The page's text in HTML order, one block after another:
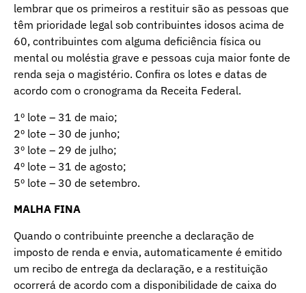
lembrar que os primeiros a restituir são as pessoas que
têm prioridade legal sob contribuintes idosos acima de
60, contribuintes com alguma deficiência física ou
mental ou moléstia grave e pessoas cuja maior fonte de
renda seja o magistério. Confira os lotes e datas de
acordo com o cronograma da Receita Federal.
1º lote – 31 de maio;
2º lote – 30 de junho;
3º lote – 29 de julho;
4º lote – 31 de agosto;
5º lote – 30 de setembro.
MALHA FINA
Quando o contribuinte preenche a declaração de
imposto de renda e envia, automaticamente é emitido
um recibo de entrega da declaração, e a restituição
ocorrerá de acordo com a disponibilidade de caixa do